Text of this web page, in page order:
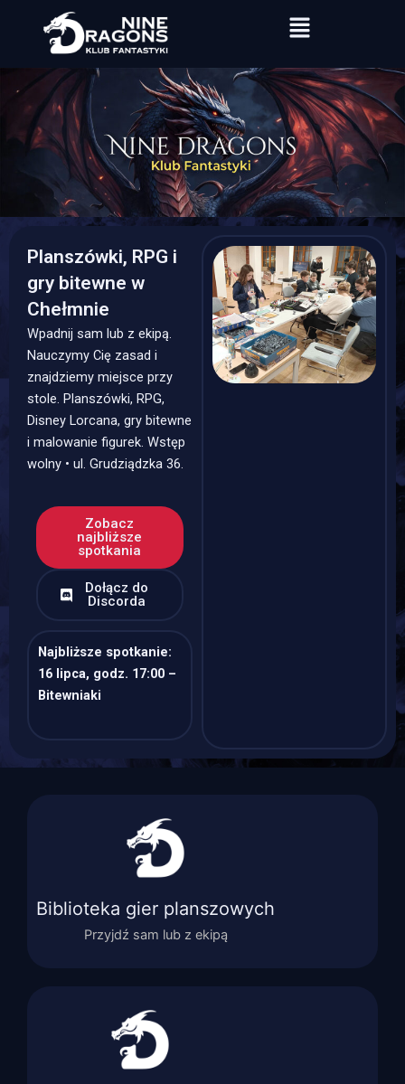
Menu
Planszówki, RPG i
gry bitewne w
Chełmnie
Wpadnij sam lub z ekipą.
Nauczymy Cię zasad i
znajdziemy miejsce przy
stole. Planszówki, RPG,
Disney Lorcana, gry bitewne
i malowanie figurek. Wstęp
wolny • ul. Grudziądzka 36.
Zobacz
najbliższe
spotkania
Dołącz do
Discorda
Najbliższe spotkanie:
16 lipca, godz. 17:00 –
Bitewniaki
Biblioteka gier planszowych
Przyjdź sam lub z ekipą